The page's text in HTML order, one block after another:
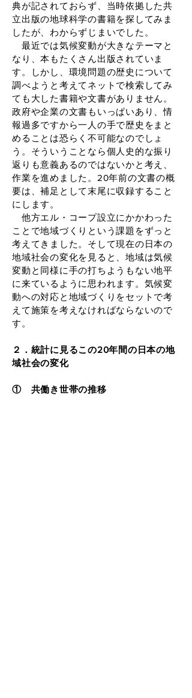
典が記されておらず、当時依拠した共
立出版の地球科学の書籍を探してみま
したが、わからずじまいでした。
最近では気候変動が大きなテーマと
なり、本もたくさん出版されていま
す。しかし、環境問題の歴史について
調べようと考えてネットで検索してみ
ても大した書籍や文書がありません。
政府や企業の文書もいっぱいあり、情
報過多ですから一人の手で歴史をまと
めることは恐らく不可能なのでしょ
う。そういうことなら個人史的な振り
返りも意義あるのではないかと考え、
作業を進めました。20年前の文書の概
要は、補足として末尾に収録すること
にします。
他方エル・コープ設立にかかわった
ことで地域づくりという課題をずっと
考えてきました。そして現在の日本の
地域社会の変化を見ると、地域は気候
変動と同様に手の打ちようもない地平
に来ているように思われます。気候変
動への対応と地域づくりをセットで考
えて施策を考えなければならないので
す。
２．統計に見るこの20年間の日本の地
域社会の変化
① 共働き世帯の推移